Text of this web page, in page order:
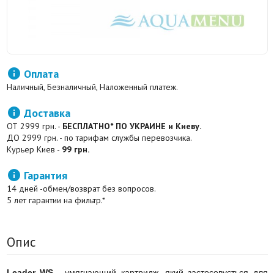
 Оплата
Наличный, Безналичный, Наложенный платеж.
 Доставка
ОТ 2999 грн. - БЕСПЛАТНО* ПО УКРАИНЕ и Киеву.
ДО 2999 грн. - по тарифам службы перевозчика.
Курьер Киев - 99 грн.
 Гарантия
14 дней -обмен/возврат без вопросов.
5 лет гарантии на фильтр.*
Опис